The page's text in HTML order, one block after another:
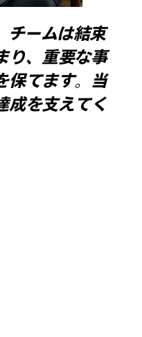
チームは結束
り、重要な事
保てます。当
成を支えてく